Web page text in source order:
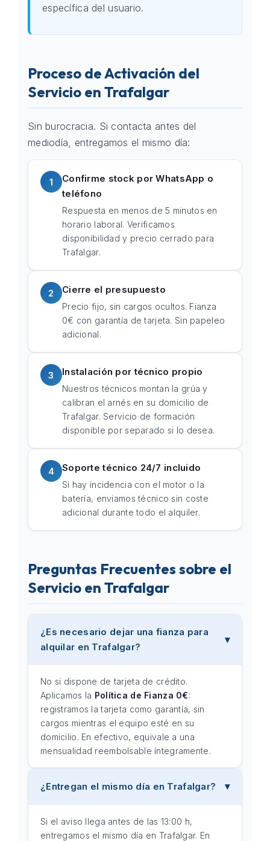
específica del usuario.
Proceso de Activación del
Servicio en Trafalgar
Sin burocracia. Si contacta antes del
mediodía, entregamos el mismo día:
1
Confirme stock por WhatsApp o
teléfono
Respuesta en menos de 5 minutos en
horario laboral. Verificamos
disponibilidad y precio cerrado para
Trafalgar.
2 Cierre el presupuesto
Precio fijo, sin cargos ocultos. Fianza
0€ con garantía de tarjeta. Sin papeleo
adicional.
3 Instalación por técnico propio
Nuestros técnicos montan la grúa y
calibran el arnés en su domicilio de
Trafalgar. Servicio de formación
disponible por separado si lo desea.
4 Soporte técnico 24/7 incluido
Si hay incidencia con el motor o la
batería, enviamos técnico sin coste
adicional durante todo el alquiler.
Preguntas Frecuentes sobre el
Servicio en Trafalgar
¿Es necesario dejar una fianza para
alquilar en Trafalgar?
No si dispone de tarjeta de crédito.
Aplicamos la Política de Fianza 0€:
registramos la tarjeta como garantía, sin
cargos mientras el equipo esté en su
domicilio. En efectivo, equivale a una
mensualidad reembolsable íntegramente.
¿Entregan el mismo día en Trafalgar?
Si el aviso llega antes de las 13:00 h,
entregamos el mismo día en Trafalgar. En